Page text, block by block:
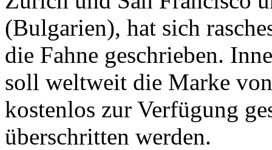
(Bulgarien), hat sich
die Fahne geschrieben.
soll weltweit die Marke
kostenlos zur Verfügung
überschritten werden.